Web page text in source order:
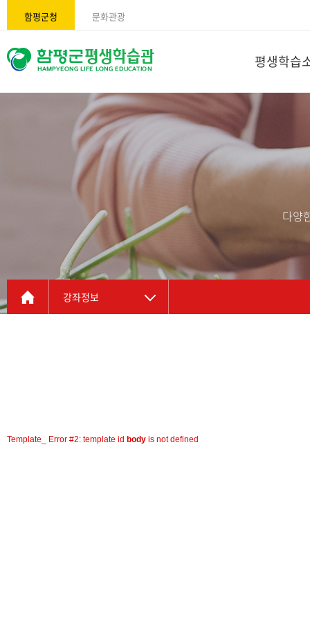
함평군청 문화관광
평생학습
다양
강좌정보
Template_ Error #2: template id body is not defined